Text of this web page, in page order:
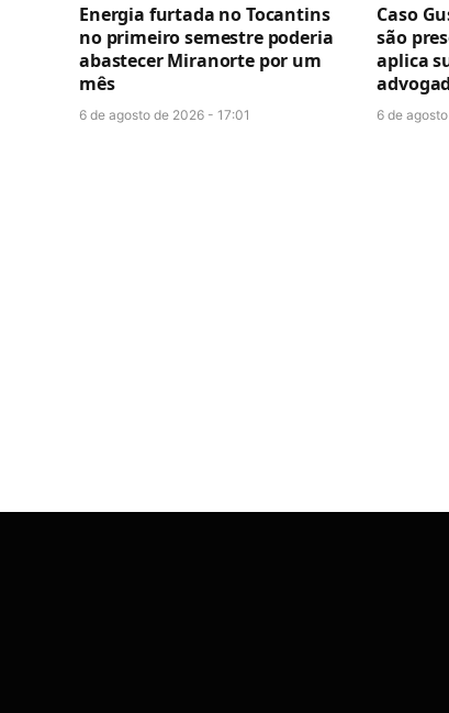
Energia furtada no Tocantins
no primeiro semestre poderia
abastecer Miranorte por um
mês
6 de agosto de 2026 - 17:01
Caso
são
aplica
6 de